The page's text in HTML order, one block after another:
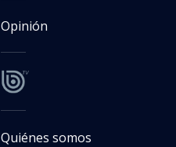
Opinión
Quiénes somos